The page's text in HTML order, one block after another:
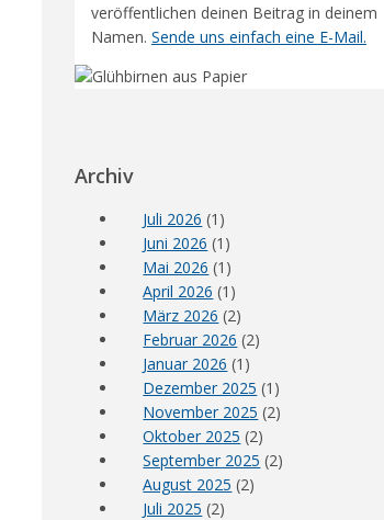
veröffentlichen deinen Beitrag in deinem
Namen. Sende uns einfach eine E-Mail.
Archiv
Juli 2026 (1)
Juni 2026 (1)
Mai 2026 (1)
April 2026 (1)
März 2026 (2)
Februar 2026 (2)
Januar 2026 (1)
Dezember 2025 (1)
November 2025 (2)
Oktober 2025 (2)
September 2025 (2)
August 2025 (2)
Juli 2025 (2)